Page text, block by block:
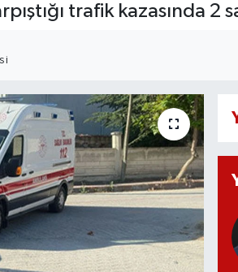
trafik kazasında 2